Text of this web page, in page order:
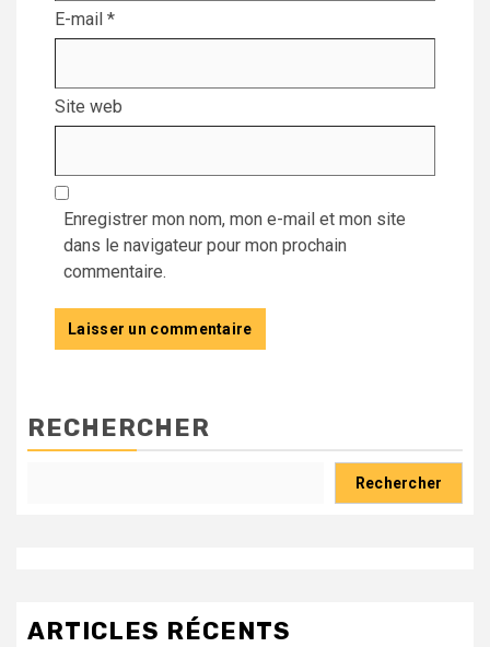
E-mail *
Site web
Enregistrer mon nom, mon e-mail et mon site
dans le navigateur pour mon prochain
commentaire.
RECHERCHER
Rechercher
ARTICLES RÉCENTS